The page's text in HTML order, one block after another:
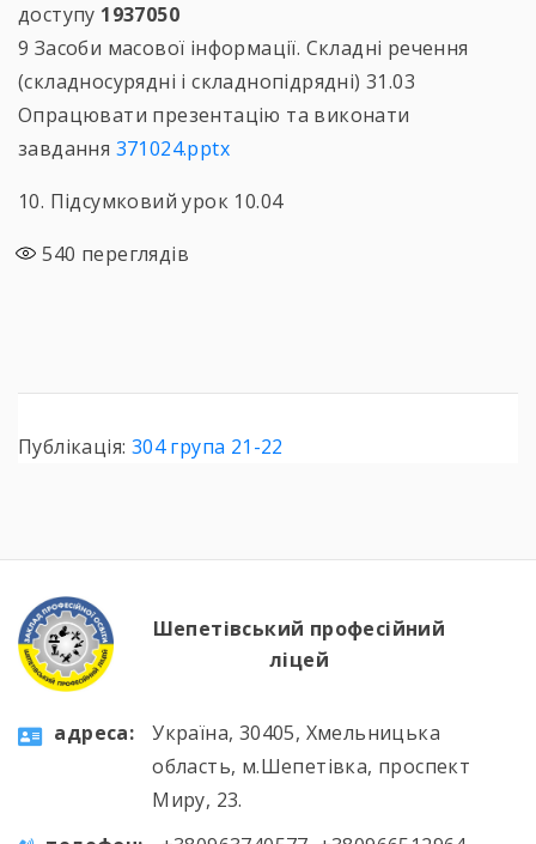
доступу 1937050
9 Засоби масової інформації. Складні речення
(складносурядні і складнопідрядні) 31.03
Опрацювати презентацію та виконати
завдання 371024.pptx
10. Підсумковий урок 10.04
540 переглядів
Публікація: 304 група 21-22
Шепетівський професійний
ліцей
aдресa:
Україна, 30405, Хмельницька
область, м.Шепетівка, проспект
Миру, 23.